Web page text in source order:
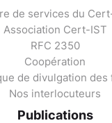
de services du
Association Cert-IST
RFC 2350
Coopération
de divulgation des
Nos interlocuteurs
Publications